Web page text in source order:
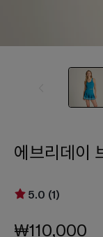
에브리데이
5.0 (1)
₩110,000